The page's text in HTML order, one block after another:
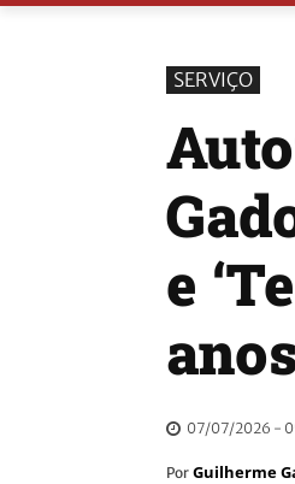
SERVIÇO
e
anos
07/07/2026 -
Por Guilherme